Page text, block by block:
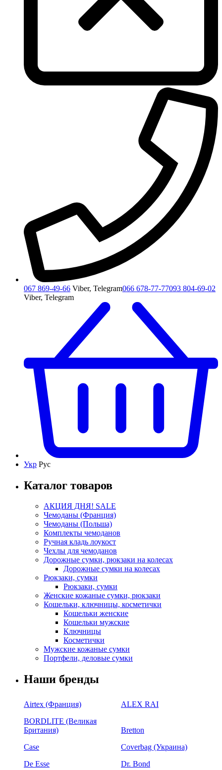
067 869-49-66 Viber, Telegram066 678-77-77093 804-69-02
Viber, Telegram
Укр Рус
Каталог товаров
АКЦИЯ ДНЯ! SALE
Чемоданы (Франция)
Чемоданы (Польша)
Комплекты чемоданов
Ручная кладь лоукост
Чехлы для чемоданов
Дорожные сумки, рюкзаки на колесах
Дорожные сумки на колесах
Рюкзаки, сумки
Рюкзаки, сумки
Женские кожаные сумки, рюкзаки
Кошельки, ключницы, косметички
Кошельки женские
Кошельки мужские
Ключницы
Косметички
Мужские кожаные сумки
Портфели, деловые сумки
Наши бренды
Airtex (Франция)
ALEX RAI
BORDLITE (Великая
Британия)
Bretton
Case
Coverbag (Украина)
De Esse
Dr. Bond